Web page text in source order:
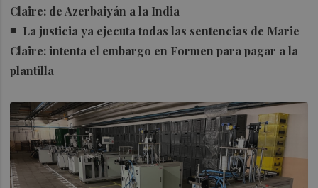
Claire: de Azerbaiyán a la India
La justicia ya ejecuta todas las sentencias de Marie
Claire: intenta el embargo en Formen para pagar a la
plantilla